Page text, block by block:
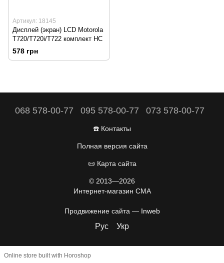
Артикул: 18145
Дисплей (экран) LCD Motorola
T720/T720i/T722 комплект HC
578 грн
068 578-00-77 095 578-00-77 073 578-00-77
☎️ Контакты
Полная версия сайта
📜 Карта сайта
© 2013—2026
Интернет-магазин CMA
Продвижение сайта — Inweb
Рус Укр
Online store built with Horoshop